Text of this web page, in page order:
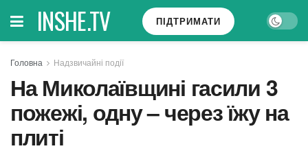
INSHE.TV ПІДТРИМАТИ
Головна Надзвичайні події
На Миколаївщині гасили 3
пожежі, одну – через їжу на
плиті